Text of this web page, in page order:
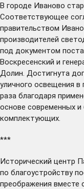
В городе Иваново
Соответствующее
правительством
производителей
под документом
Воскресенский и
Долин. Достигнута
уличного освещения в
раза благодаря
основе современных
комплектующих.
***
Исторический центр
по благоустройству
преображения вместе